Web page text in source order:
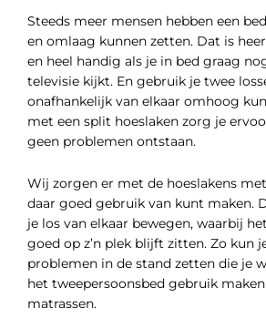
Steeds meer mensen hebben een
en omlaag kunnen zetten. Dat is
en heel handig als je in bed graag
televisie kijkt. En gebruik je twee
onafhankelijk van elkaar omhoog
met een split hoeslaken zorg je
geen problemen ontstaan.
Wij zorgen er met de hoeslakens
daar goed gebruik van kunt maken.
je los van elkaar bewegen, waarbij
goed op z’n plek blijft zitten. Zo kun
problemen in de stand zetten die je
het tweepersoonsbed gebruik
matrassen.